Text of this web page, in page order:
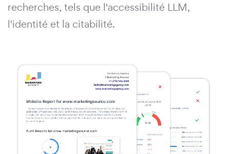
recherches, tels que l'accessibilité LLM,
l'identité et la citabilité.